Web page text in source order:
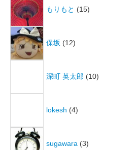
もりもと (15)
保坂 (12)
深町 英太郎 (10)
lokesh (4)
sugawara (3)